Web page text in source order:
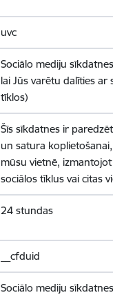
uvc
Sociālo mediju
lai Jūs varētu dalīties ar
tīklos)
Šīs sīkdatnes ir
un satura
mūsu vietnē,
sociālos tīklus vai citas
24 stundas
__cfduid
Sociālo mediju